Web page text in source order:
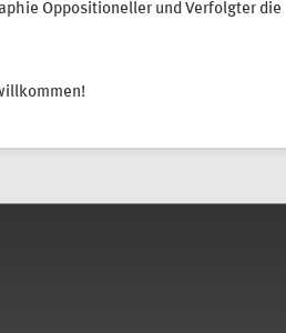
Oppositioneller und Verfolgter die